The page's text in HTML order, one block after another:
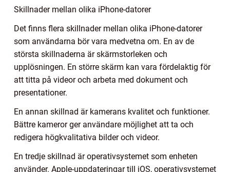
Skillnader mellan olika iPhone-datorer
Det finns flera skillnader mellan olika iPhone-datorer
som användarna bör vara medvetna om. En av de
största skillnaderna är skärmstorleken och
upplösningen. En större skärm kan vara fördelaktig för
att titta på videor och arbeta med dokument och
presentationer.
En annan skillnad är kamerans kvalitet och funktioner.
Bättre kameror ger användare möjlighet att ta och
redigera högkvalitativa bilder och videor.
En tredje skillnad är operativsystemet som enheten
använder. Apple-uppdateringar till iOS, operativsystemet